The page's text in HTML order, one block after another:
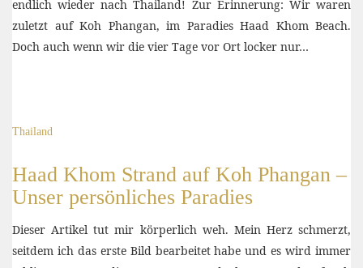
endlich wieder nach Thailand! Zur Erinnerung: Wir waren
zuletzt auf Koh Phangan, im Paradies Haad Khom Beach.
Doch auch wenn wir die vier Tage vor Ort locker nur…
Thailand
Haad Khom Strand auf Koh Phangan –
Unser persönliches Paradies
Dieser Artikel tut mir körperlich weh. Mein Herz schmerzt,
seitdem ich das erste Bild bearbeitet habe und es wird immer